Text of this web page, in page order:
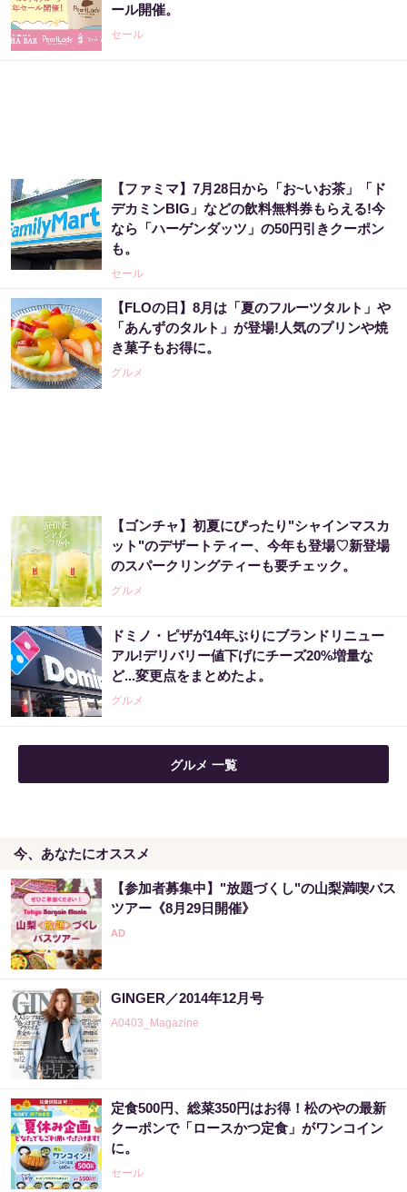
ール開催。
セール
【ファミマ】7月28日から「お~いお茶」「ド
デカミンBIG」などの飲料無料券もらえる!今
なら「ハーゲンダッツ」の50円引きクーポン
も。
セール
【FLOの日】8月は「夏のフルーツタルト」や
「あんずのタルト」が登場!人気のプリンや焼
き菓子もお得に。
グルメ
【ゴンチャ】初夏にぴったり"シャインマスカ
ット"のデザートティー、今年も登場♡新登場
のスパークリングティーも要チェック。
グルメ
ドミノ・ピザが14年ぶりにブランドリニュー
アル!デリバリー値下げにチーズ20%増量な
ど...変更点をまとめたよ。
グルメ
グルメ 一覧
今、あなたにオススメ
【参加者募集中】"放題づくし"の山梨満喫バス
ツアー《8月29日開催》
GINGER／2014年12月号
A0403_Magazine
定食500円、総菜350円はお得！松のやの最新
クーポンで「ロースかつ定食」がワンコイン
に。
セール